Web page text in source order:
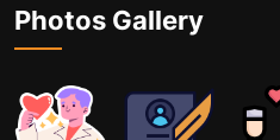
Photos Gallery